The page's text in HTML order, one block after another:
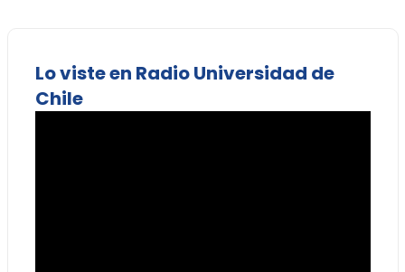
Lo viste en Radio Universidad de
Chile